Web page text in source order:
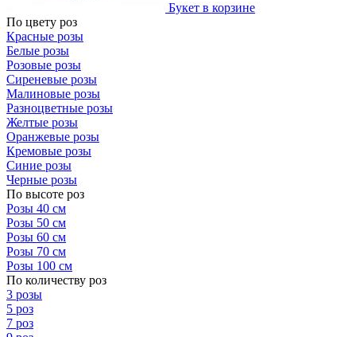
Букет в корзине
По цвету роз
Красные розы
Белые розы
Розовые розы
Сиреневые розы
Малиновые розы
Разноцветные розы
Желтые розы
Оранжевые розы
Кремовые розы
Синие розы
Черные розы
По высоте роз
Розы 40 см
Розы 50 см
Розы 60 см
Розы 70 см
Розы 100 см
По количеству роз
3 розы
5 роз
7 роз